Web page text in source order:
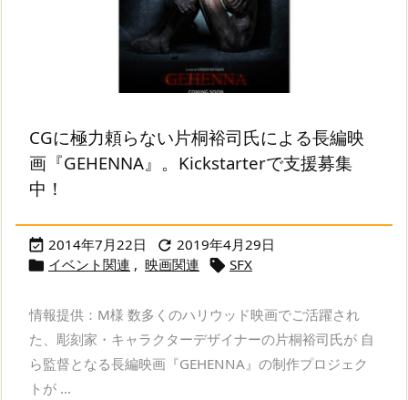
CGに極力頼らない片桐裕司氏による長編映
画『GEHENNA』。Kickstarterで支援募集
中！
 2014年7月22日  2019年4月29日
 イベント関連 , 映画関連  SFX
情報提供：M様 数多くのハリウッド映画でご活躍され
た、彫刻家・キャラクターデザイナーの片桐裕司氏が 自
ら監督となる長編映画『GEHENNA』の制作プロジェク
トが ...